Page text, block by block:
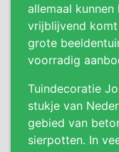
allemaal
vrijblijvend
grote
voorradig
Tuindecoratie
stukje van
gebied van
sierpotten. In